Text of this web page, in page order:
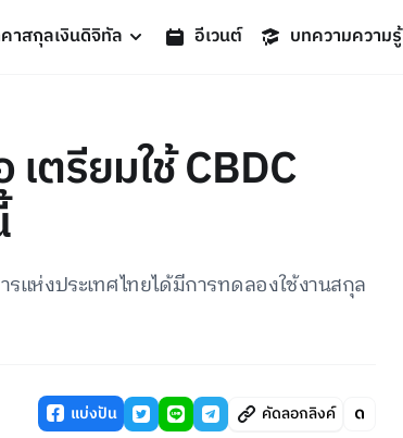
าสกุลเงินดิจิทัล อีเวนต์ บทความความรู้
ตรียมใช้ CBDC
แห่งประเทศไทยได้มีการทดลองใช้งานสกุล
แบ่งปัน คัดลอกลิงค์